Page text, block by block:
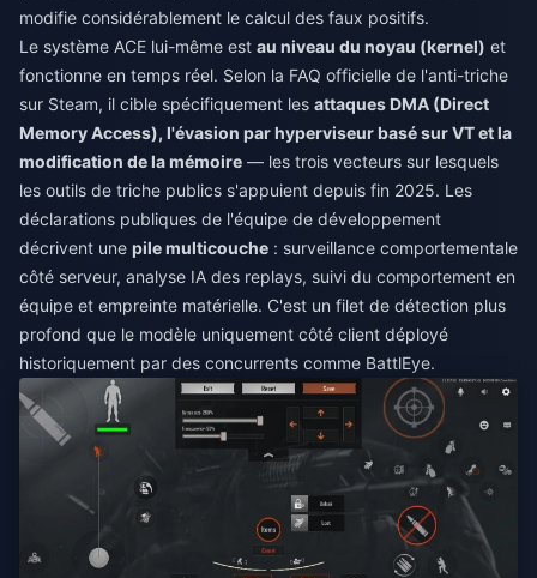
modifie considérablement le calcul des faux positifs.
Le système ACE lui-même est au niveau du noyau (kernel) et
fonctionne en temps réel. Selon la FAQ officielle de l'anti-triche
sur Steam, il cible spécifiquement les attaques DMA (Direct
Memory Access), l'évasion par hyperviseur basé sur VT et la
modification de la mémoire — les trois vecteurs sur lesquels
les outils de triche publics s'appuient depuis fin 2025. Les
déclarations publiques de l'équipe de développement
décrivent une pile multicouche : surveillance comportementale
côté serveur, analyse IA des replays, suivi du comportement en
équipe et empreinte matérielle. C'est un filet de détection plus
profond que le modèle uniquement côté client déployé
historiquement par des concurrents comme BattlEye.